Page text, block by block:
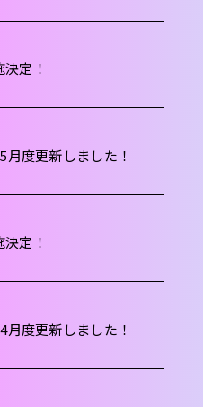
定！
月度更新しました！
定！
月度更新しました！